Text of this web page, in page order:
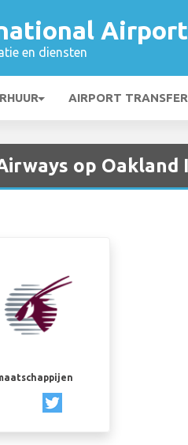
Airport
en diensten
AIRPORT
op